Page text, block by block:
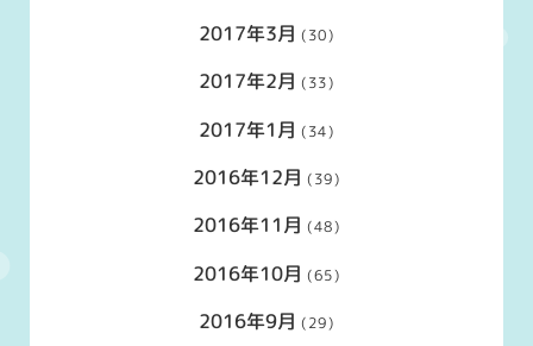
2017年3月 (30)
2017年2月 (33)
2017年1月 (34)
2016年12月 (39)
2016年11月 (48)
2016年10月 (65)
2016年9月 (29)